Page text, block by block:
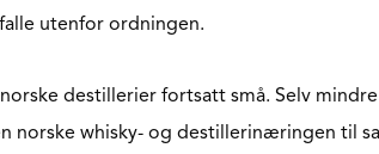
utenfor ordningen.
destillerier fortsatt små. Selv
norske whisky- og destillerinæringen til